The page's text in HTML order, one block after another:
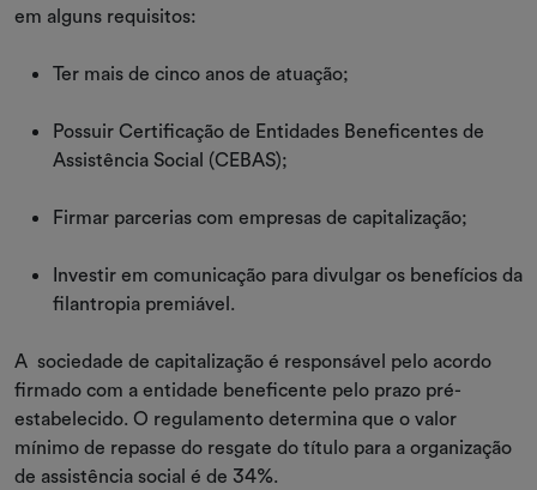
em alguns requisitos:
Ter mais de cinco anos de atuação;
Possuir Certificação de Entidades Beneficentes de
Assistência Social (CEBAS);
Firmar parcerias com empresas de capitalização;
Investir em comunicação para divulgar os benefícios da
filantropia premiável.
A sociedade de capitalização é responsável pelo acordo
firmado com a entidade beneficente pelo prazo pré-
estabelecido. O regulamento determina que o valor
mínimo de repasse do resgate do título para a organização
de assistência social é de 34%.